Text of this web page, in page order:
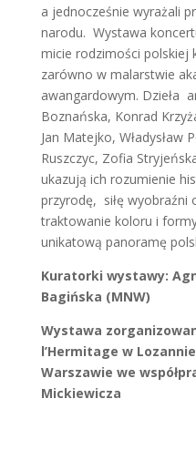
a jednocześnie wyrażali
narodu. Wystawa
micie rodzimości polskiej
zarówno w malarstwie
awangardowym. Dzieła
Boznańska, Konrad
Jan Matejko, Władysław
Ruszczyc, Zofia
ukazują ich rozumienie
przyrodę, siłę wyobraźni
traktowanie koloru i
unikatową panoramę
Kuratorki wystawy:
Bagińska (MNW)
Wystawa
l’Hermitage w
Warszawie we
Mickiewicza